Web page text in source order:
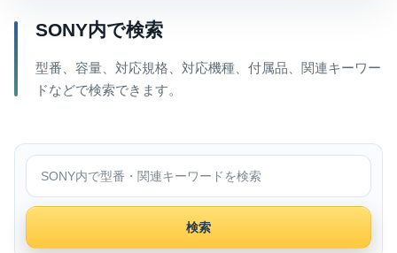
SONY内で検索
型番、容量、対応規格、対応機種、付属品、関連キーワー
ドなどで検索できます。
SONY内で検索
検索